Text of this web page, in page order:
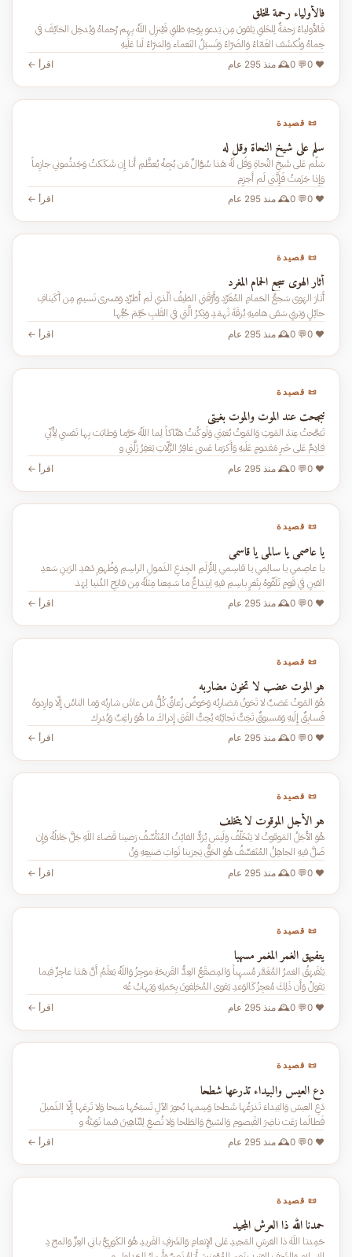
فالأولياء رحمة للخلق
فَالأَولياءُ رَحمَةٌ لِلخَلقِ يَلقونَ مِن يَدعو بِوَجهِ طَلقِ فَيُنزِل اللَهُ بِهِم رُحماهُ وَيُدخِل الخائِفَ في
حِماهُ وَتُكشَف الغَمّاءُ وَالضَرّاءُ وَتَسبَلُ النَعماء وَالسَرّاءُ لَنا عَلَيهِ
❤️ 0
💬 0 🕰️ منذ 295 عام اقرأ ←
📜 قصيدة
سلم على شيخ النحاة وقل له
سَلِّم عَلى شَيخِ النُحاةِ وَقُل لَهُ هَذا سُؤالٌ مَن يُجِبهُ يُعظَّمِ أَنا إِن شَكَكتُ وَجَدتُموني جازِماً
وَإِذا جَزَمتُ فَإِنَّني لَم أَجزِمِ
❤️ 0
💬 0 🕰️ منذ 295 عام اقرأ ←
📜 قصيدة
أثار الهوى سجع الحمام المغرد
أَثارَ الهَوى سَجعُ الحَمامِ المُغَرِّدِ وَأَرَّقَني الطَيفُ الَّذي لَم أُطَرِّدِ وَمَسرى نَسيمٍ مِن أُكَينافِ
حائِلٍ وَبَرقٍ سَقى هاميهِ بُرقَةَ ثَهمَدِ وَذِكرُ الَّتي في القَلبِ خَيَّمَ حُبُّها
❤️ 0
💬 0 🕰️ منذ 295 عام اقرأ ←
📜 قصيدة
تبجحت عند الموت والموت بغيتي
تَبَجَّحتُ عِندَ المَوتِ وَالمَوتُ بُغيَتي وَلَو كُنتُ هَتّاكاً لِما اللَهُ حَرَّما وَطابَت بِها نَفسي لِأَنّي
قادِمٌ عَلى خَيرٍ مَقدومٍ عَلَيهِ وَأَكرَما عَسى غافِرُ الزَّلّاتِ يَغفِرُ زَلَّتي و
❤️ 0
💬 0 🕰️ منذ 295 عام اقرأ ←
📜 قصيدة
يا عاصمي يا سالمي يا قاسمي
يا عاصِمي يا سالِمي يا قاسِمي لِلأَزلَمِ الجِذعِ الذَمولِ الراسِمِ وَظُهورِ دَهدِ الرَينِ سَعدِ
القينِ في قَومٍ تَلَقّوهُ بِثَغرٍ باسِمِ فيهِ اِبتِداعٌ ما سَمِعنا مِثلَهُ مِن فاتِحِ الدُنيا لِهَذ
❤️ 0
💬 0 🕰️ منذ 295 عام اقرأ ←
📜 قصيدة
هو الموت عضب لا تخون مضاربه
هُوَ المَوتُ عَضبٌ لا تَخونُ مَضارِبُه وَحَوضٌ زُعاقٌ كُلُّ مَن عاشَ شارِبُه وَما الناسُ إِلّا وارِدوهُ
فَسابِقٌ إِلَيهِ وَمَسبوقٌ تَخِبُّ نَجائِبُه يُحِبُّ الفَتى إِدراكَ ما هُوَ راغِبٌ وَيُدرِك
❤️ 0
💬 0 🕰️ منذ 295 عام اقرأ ←
📜 قصيدة
هو الأجل الموقوت لا يتخلف
هُوَ الأَجَلُ المَوقوتُ لا يَتَخَلَّفُ وَلَيسَ يُرَدُّ الفائِتُ المُتَأَسِّفُ رَضينا قَضاءَ اللَهِ جَلَّ جَلالُهُ وَإِن
ضَلَّ فيهِ الجاهِلُ المُتَعَسِّفُ هُوَ الحَقُّ يَجزينا ثَوابَ صَنيعِهِ وَنُ
❤️ 0
💬 0 🕰️ منذ 295 عام اقرأ ←
📜 قصيدة
يتفيهق الغمر المغمر مسهبا
يَتَفَيهَقُ الغمرُ المُغَمَّر مُسهِباً وَالمِصقَعُ العِدُّ القَريحَةِ موجِزُ وَاللَهُ يَعلَمُ أَنَّ هَذا عاجِزٌ فيما
يَقولُ وَأَن ذَلِكَ مُعجِزُ كَالوَعدِ يَقوى المُخلِفونَ بِحَملِهِ وَيَهابُ عُه
❤️ 0
💬 0 🕰️ منذ 295 عام اقرأ ←
📜 قصيدة
دع العيس والبيداء تذرعها شطحا
دَعِ العيسَ وَالبَيداءَ تَذرَعُها شَطحا وَسِمها بُحورَ الآلِ تَسبَحُها سَبحا وَلا تَرعَها إِلّا الذَميلَ
فَطالَما رَعَت ناضِرَ القَيصومِ وَالشيحَ وَالطَلحا وَلا تُصغِ لِلنّاهِينَ فيما نَوَيتَهُ و
❤️ 0
💬 0 🕰️ منذ 295 عام اقرأ ←
📜 قصيدة
حمدنا الله ذا العرش المجيد
حَمِدنا اللَهَ ذا العَرشِ المَجيدِ عَلى الإِنعامِ وَالشَرَفِ الفَريدِ هُوَ الكَورِيُّ باني العِزِّ وَالمج دِ